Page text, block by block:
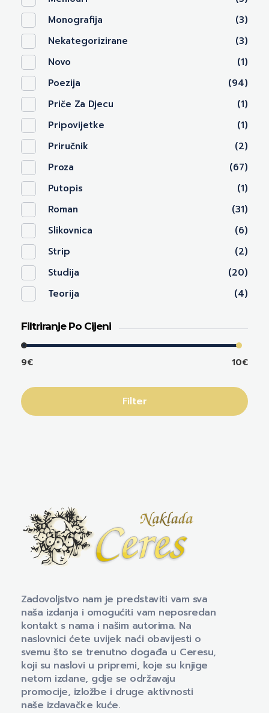
Monografija
(3)
Nekategorizirane
(3)
Novo
(1)
Poezija
(94)
Priče Za Djecu
(1)
Pripovijetke
(1)
Priručnik
(2)
Proza
(67)
Putopis
(1)
Roman
(31)
Slikovnica
(6)
Strip
(2)
Studija
(20)
Teorija
(4)
Filtriranje Po Cijeni
9€ 10€
Filter
Zadovoljstvo nam je predstaviti vam sva
naša izdanja i omogućiti vam neposredan
kontakt s nama i našim autorima. Na
naslovnici ćete uvijek naći obavijesti o
svemu što se trenutno događa u Ceresu,
koji su naslovi u pripremi, koje su knjige
netom izdane, gdje se održavaju
promocije, izložbe i druge aktivnosti
naše izdavačke kuće.